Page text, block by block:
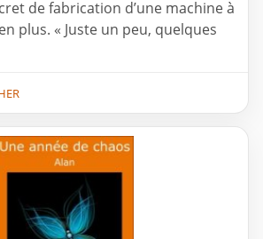
de fabrication d’une machine à
plus. « Juste un peu, quelques